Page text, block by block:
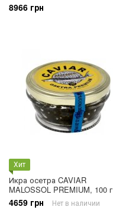
8966 грн
Хит
Икра осетра CAVIAR
MALOSSOL PREMIUM, 100 г
4659 грн Нет в наличии